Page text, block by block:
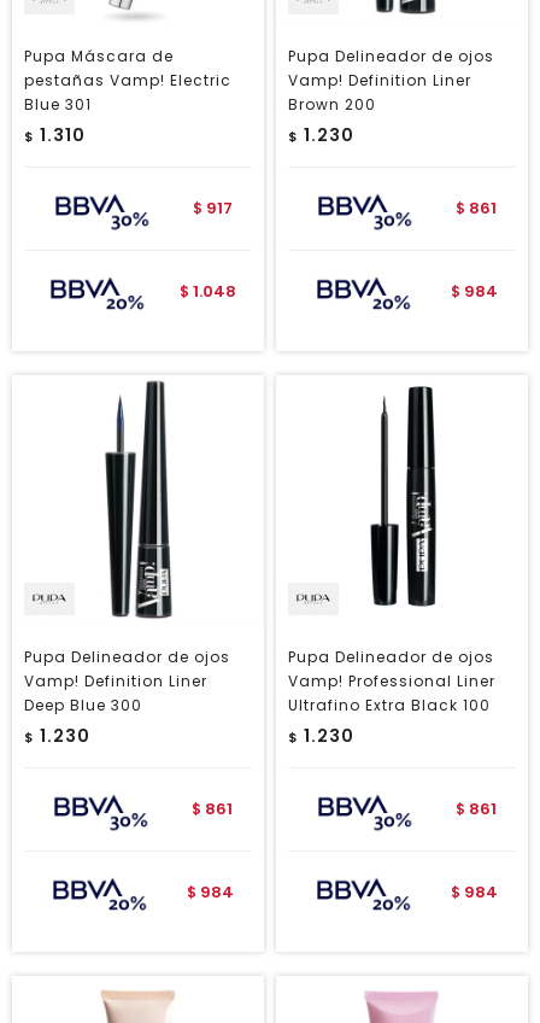
Pupa Máscara de
pestañas Vamp! Electric
Blue 301
$ 1.310
$ 917
$ 1.048
Pupa Delineador de ojos
Vamp! Definition Liner
Brown 200
$ 1.230
$ 861
$ 984
Pupa Delineador de ojos
Vamp! Definition Liner
Deep Blue 300
$ 1.230
$ 861
$ 984
Pupa Delineador de ojos
Vamp! Professional Liner
Ultrafino Extra Black 100
$ 1.230
$ 861
$ 984